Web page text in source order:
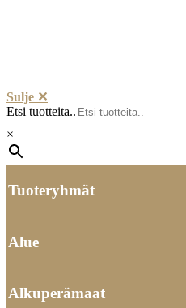
Sulje ✕
Etsi tuotteita..
×
Tuoteryhmät
Alue
Alkuperämaat